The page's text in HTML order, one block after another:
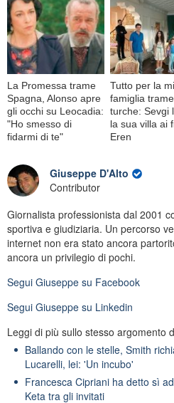
La Promessa trame
Spagna, Alonso apre
gli occhi su Leocadia:
"Ho smesso di
fidarmi di te"
Tutto per la
famiglia trame
turche: Sevgi
la sua villa ai
Eren
Giuseppe D'Alto
Contributor
Giornalista professionista dal 2001
sportiva e giudiziaria. Un percorso
internet non era stato ancora
ancora un privilegio di pochi.
Segui Giuseppe su Facebook
Segui Giuseppe su Linkedin
Leggi di più sullo stesso argomento
Ballando con le stelle, Smith
Lucarelli, lei: 'Un incubo'
Francesca Cipriani ha detto sì
Keta tra gli invitati